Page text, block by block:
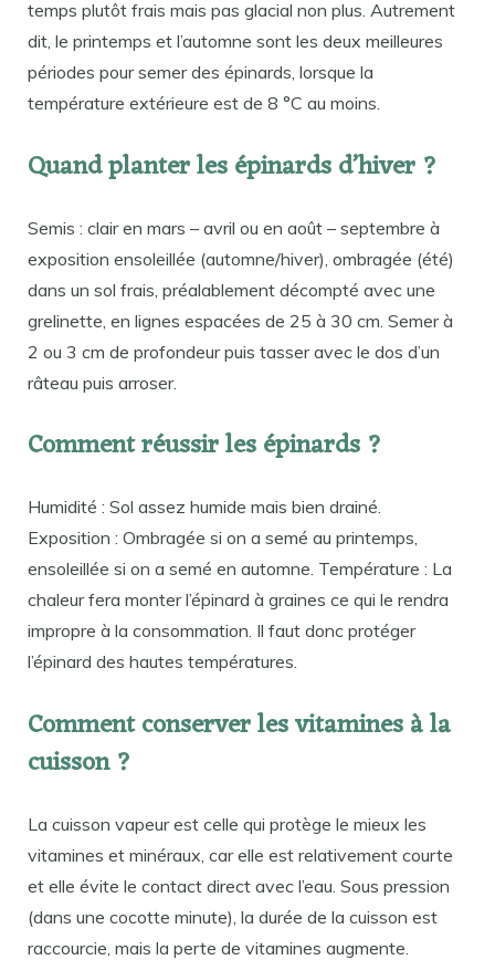
temps plutôt frais mais pas glacial non plus. Autrement
dit, le printemps et l’automne sont les deux meilleures
périodes pour semer des épinards, lorsque la
température extérieure est de 8 °C au moins.
Quand planter les épinards d’hiver ?
Semis : clair en mars – avril ou en août – septembre à
exposition ensoleillée (automne/hiver), ombragée (été)
dans un sol frais, préalablement décompté avec une
grelinette, en lignes espacées de 25 à 30 cm. Semer à
2 ou 3 cm de profondeur puis tasser avec le dos d’un
râteau puis arroser.
Comment réussir les épinards ?
Humidité : Sol assez humide mais bien drainé.
Exposition : Ombragée si on a semé au printemps,
ensoleillée si on a semé en automne. Température : La
chaleur fera monter l’épinard à graines ce qui le rendra
impropre à la consommation. Il faut donc protéger
l’épinard des hautes températures.
Comment conserver les vitamines à la
cuisson ?
La cuisson vapeur est celle qui protège le mieux les
vitamines et minéraux, car elle est relativement courte
et elle évite le contact direct avec l’eau. Sous pression
(dans une cocotte minute), la durée de la cuisson est
raccourcie, mais la perte de vitamines augmente.